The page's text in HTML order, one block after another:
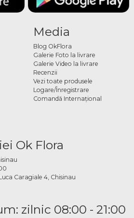
Media
Blog OkFlora
Galerie Foto la livrare
Galerie Video la livrare
Recenzii
Vezi toate produsele
Logare/Înregistrare
Comandă Internațional
Ok Flora
Caragiale 4, Chisinau
zilnic 08:00 - 21:00